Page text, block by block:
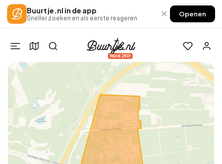
Buurtje.nl in de app
Sneller zoeken en als eerste reageren × Openen
Win €250!